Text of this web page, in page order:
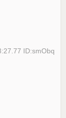
ID:smObq